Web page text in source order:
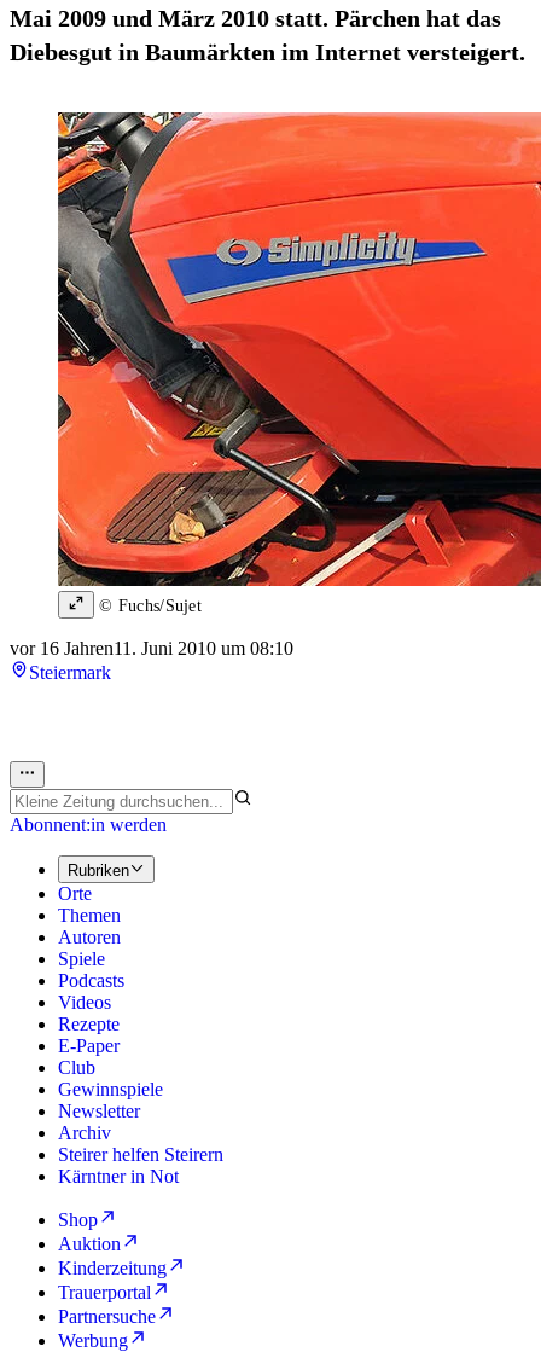
Mai 2009 und März 2010 statt. Pärchen hat das
Diebesgut in Baumärkten im Internet versteigert.
© Fuchs/Sujet
vor 16 Jahren11. Juni 2010 um 08:10
Steiermark
Abonnent:in werden
Rubriken
Orte
Themen
Autoren
Spiele
Podcasts
Videos
Rezepte
E-Paper
Club
Gewinnspiele
Newsletter
Archiv
Steirer helfen Steirern
Kärntner in Not
Shop
Auktion
Kinderzeitung
Trauerportal
Partnersuche
Werbung